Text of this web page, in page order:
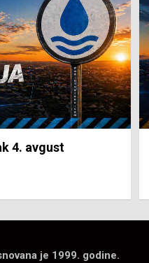
4. avgust
je 1999. godine.